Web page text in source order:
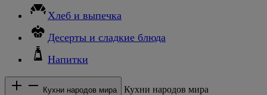
Хлеб и выпечка
Десерты и сладкие блюда
Напитки
Кухни народов мира Кухни народов мира